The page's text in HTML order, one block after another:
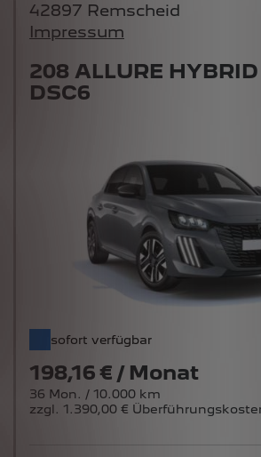
DSC6
198,16 € / Monat
36 Mon. / 10.000 km
zzgl. 1.390,00 € Überführungskosten
Impressum